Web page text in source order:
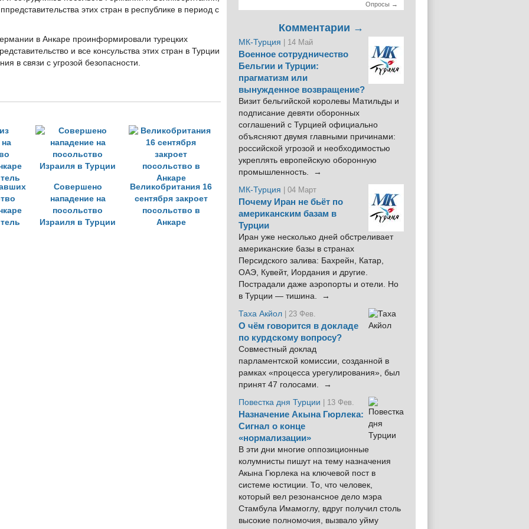
этих стран в республике в период с
в Анкаре проинформировали турецких
и все консульства этих стран в Турции
в связи с угрозой безопасности.
Совершено
нападение на
посольство
Израиля в Турции
Великобритания 16
сентября закроет
посольство в
Анкаре
Опросы →
Комментарии →
МК-Турция | 14 Май
Военное сотрудничество
Бельгии и Турции:
прагматизм или
вынужденное возвращение?
Визит бельгийской королевы Матильды и
подписание девяти оборонных
соглашений с Турцией официально
объясняют двумя главными причинами:
российской угрозой и необходимостью
укреплять европейскую оборонную
промышленность. →
МК-Турция
| 04 Март
Почему Иран не бьёт по
американским базам в
Турции
Иран уже несколько дней обстреливает
американские базы в странах
Персидского залива: Бахрейн, Катар,
ОАЭ, Кувейт, Иордания и другие.
Пострадали даже аэропорты и отели. Но
в Турции — тишина. →
Таха Акйол | 23 Фев.
О чём говорится в докладе
по курдскому вопросу?
Совместный доклад
парламентской комиссии, созданной в
рамках «процесса урегулирования», был
принят 47 голосами. →
Повестка дня Турции
| 13 Фев.
Назначение Акына Гюрлека:
Сигнал о конце
«нормализации»
В эти дни многие оппозиционные
колумнисты пишут на тему назначения
Акына Гюрлека на ключевой пост в
системе юстиции. То, что человек,
который вел резонансное дело мэра
Стамбула Имамоглу, вдруг получил столь
высокие полномочия, вызвало уйму